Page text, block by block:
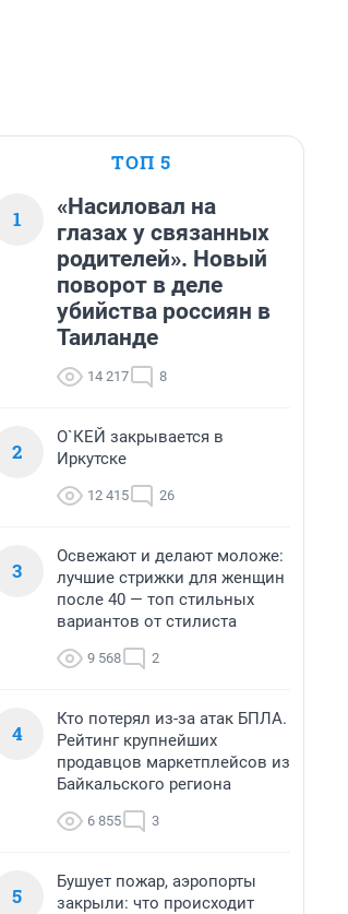
ТОП 5
1
«Насиловал на
глазах у связанных
родителей». Новый
поворот в деле
убийства россиян в
Таиланде
14 217 8
2
О`КЕЙ закрывается в
Иркутске
12 415 26
3
Освежают и делают моложе:
лучшие стрижки для женщин
после 40 — топ стильных
вариантов от стилиста
9 568 2
4
Кто потерял из-за атак БПЛА.
Рейтинг крупнейших
продавцов маркетплейсов из
Байкальского региона
6 855 3
5
Бушует пожар, аэропорты
закрыли: что происходит